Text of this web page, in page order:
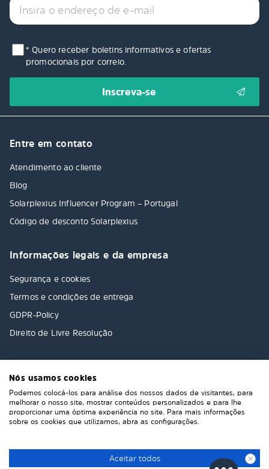
* Quero receber boletins informativos e ofertas
promocionais por correio.
Entre em contato
Atendimento ao cliente
Blog
Solarplexius Influencer Program – Portugal
Código de desconto Solarplexius
Informações legais e da empresa
Segurança e cookies
Termos e condições de entrega
GDPR-Policy
Direito de Livre Resolução
Nós usamos cookies
Podemos colocá-los para análise dos nossos dados de visitantes, para
melhorar o nosso site, mostrar conteúdos personalizados e para lhe
proporcionar uma óptima experiência no site. Para mais informações
sobre os cookies que utilizamos, abra as configurações.
Aceitar todos